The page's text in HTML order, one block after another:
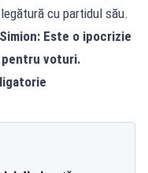
cu partidul său.
Este o ipocrizie
pentru voturi.